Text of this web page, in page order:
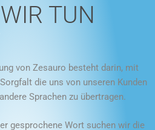
WIR TUN
von Zesauro besteht darin, mit
die uns von unseren Kunden
Sprachen zu übertragen.
gesprochene Wort suchen wir die